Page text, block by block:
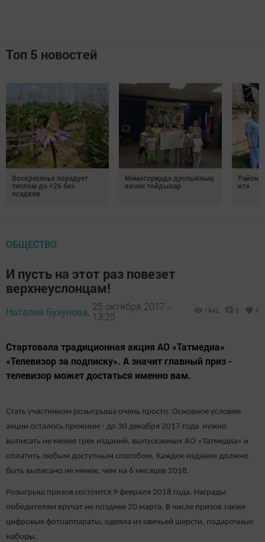
Топ 5 новостей
Воскресенье порадует
теплом до +26 без
осадков
Мәмәтхуҗада дуслыкның
көчен тойдылар
итә
ОБЩЕСТВО
И пусть на этот раз повезет
верхнеуслонцам!
Наталия Бузунова, 25 октября 2017 -
13:25
1942 0 0
Стартовала традиционная акция АО «Татмедиа»
«Телевизор за подписку». А значит главный приз -
телевизор может достаться именно вам.
Стать участником розыгрыша очень просто. Основное условие
акции осталось прежним - до 30 декабря 2017 года нужно
выписать не менее трех изданий, выпускаемых АО «Татмедиа» и
оплатить любым доступным способом. Каждое издание должно
быть выписано не менее, чем на 6 месяцев 2018.
Розыгрыш призов состоится 9 февраля 2018 года. Награды
победителям вручат не позднее 20 марта. В числе призов также
цифровые фотоаппараты, одеяла из овечьей шерсти, подарочные
наборы.